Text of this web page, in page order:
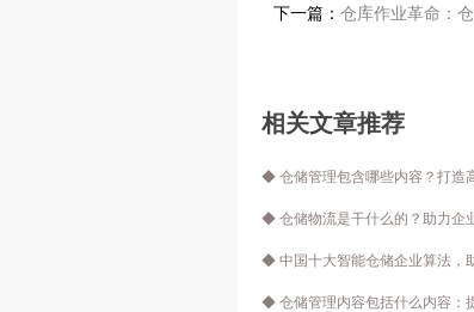
下一篇： 仓库作业革命：
相关文章推荐
◆ 仓储管理包含哪些内容？打造
◆ 仓储物流是干什么的？助力企
◆ 中国十大智能仓储企业算法，
◆ 仓储管理内容包括什么内容：